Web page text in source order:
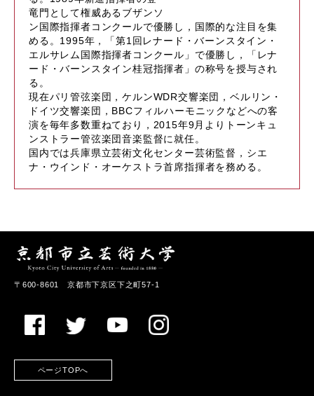
竜門として権威あるブザンソ
ン国際指揮者コンクールで優勝し，国際的な注目を集
める。1995年，「第1回レナード・バーンスタイン・
エルサレム国際指揮者コンクール」で優勝し，「レナ
ード・バーンスタイン桂冠指揮者」の称号を授与され
る。
現在パリ管弦楽団，ケルンWDR交響楽団，ベルリン・
ドイツ交響楽団，BBCフィルハーモニックなどへの客
演を毎年多数重ねており，2015年9月よりトーンキュ
ンストラー管弦楽団音楽監督に就任。
国内では兵庫県立芸術文化センター芸術監督，シエ
ナ・ウインド・オーケストラ首席指揮者を務める。
〒600-8601 京都市下京区下之町57-1
ページTOPへ